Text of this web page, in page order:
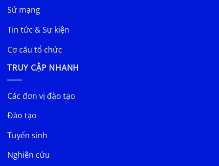
Sứ mạng
Tin tức & Sự kiện
Cơ cấu tổ chức
TRUY CẬP NHANH
Các đơn vị đào tạo
Đào tạo
Tuyển sinh
Nghiên cứu